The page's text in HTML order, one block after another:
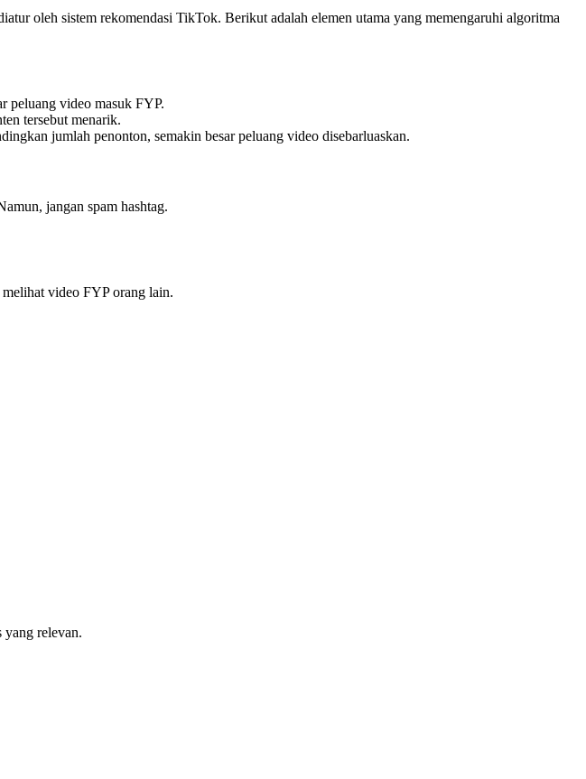
oleh sistem rekomendasi TikTok. Berikut adalah elemen utama yang memengaruhi algoritma
peluang video masuk FYP.
tersebut menarik.
jumlah penonton, semakin besar peluang video disebarluaskan.
jangan spam hashtag.
video FYP orang lain.
yang relevan.